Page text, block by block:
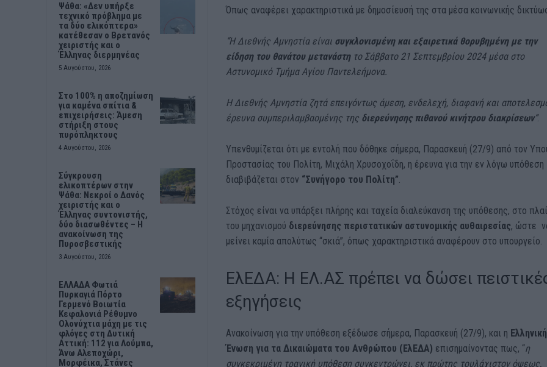
Ψάθα: «Δεν υπήρξε
τεχνικό πρόβλημα με
τα δύο ελικόπτερα»
κατέθεσαν ο Βρετανός
χειριστής και ο
Έλληνας διερμηνέας
5 Αυγούστου, 2026
Στο 100% η αποζημίωση
για καμένα σπίτια &
επιχειρήσεις: Άμεση
στήριξη στους
πυρόπληκτους
4 Αυγούστου, 2026
Σύγκρουση
ελικοπτέρων στην
Ψάθα: Νεκροί ο Δανός
χειριστής και ο
Έλληνας συντονιστής,
δύο διασωθέντες – Η
ανακοίνωση της
Πυροσβεστικής
3 Αυγούστου, 2026
ΕΛΛΑΔΑ Φωτιά
Πυρκαγιά Πόρτο
Γερμενό Βοιωτία
Κεφαλονιά Ρέθυμνο
Ολονύχτια μάχη με τις
φλόγες στη Δυτική
Αττική: 112 για Λούμπα,
Άνω Αλεποχώρι,
Μορφέικα, Στάνες
Όπως αναφέρει χαρακτηριστικά με δημοσίευσή της στα μέσα κοινωνικής
“Η Διεθνής Αμνηστία είναι συγκλονισμένη και εξαιρετικά θορυβημένη με την
είδηση του θανάτου μετανάστητο Σάββατο 21 Σεπτεμβρίου 2024 μέσα στο
Αστυνομικό Τμήμα Αγίου Παντελεήμονα.
Η Διεθνής Αμνηστία ζητά επειγόντως άμεση, ενδελεχή, διαφανή και
έρευνα συμπεριλαμβαομένης τηςδιερεύνησης πιθανού κινήτρου διακρίσεων“.
Υπενθυμίζεται ότι με εντολή που δόθηκε σήμερα, Παρασκευή (27/9) από τον
Προστασίας του Πολίτη, Μιχάλη Χρυσοχοΐδη, η έρευνα για την εν λόγω υπόθεση
διαβιβάζεται στον “Συνήγορο του Πολίτη”.
Στόχος είναι να υπάρξει πλήρης και ταχεία διαλεύκανση της υπόθεσης, στο
του μηχανισμού διερεύνησης περιστατικών αστυνομικής αυθαιρεσίας, ώστε
μείνει καμία απολύτως “σκιά”, όπως χαρακτηριστικά αναφέρουν στο υπουργείο.
ΕλΕΔΑ: Η ΕΛ.ΑΣ πρέπει να δώσει
εξηγήσεις
Ανακοίνωση για την υπόθεση εξέδωσε σήμερα, Παρασκευή (27/9), και η Ελληνική
Ένωση για τα Δικαιώματα του Ανθρώπου (ΕλΕΔΑ) επισημαίνοντας πως, “η
συγκεκριμένη τραγική υπόθεση συγκεντρώνει, εκ πρώτης τουλάχιστον όψεως,